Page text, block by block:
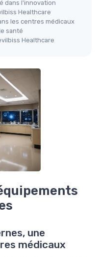
dans l'innovation
Healthcare
les centres médicaux
santé
Healthcare
une
médicaux